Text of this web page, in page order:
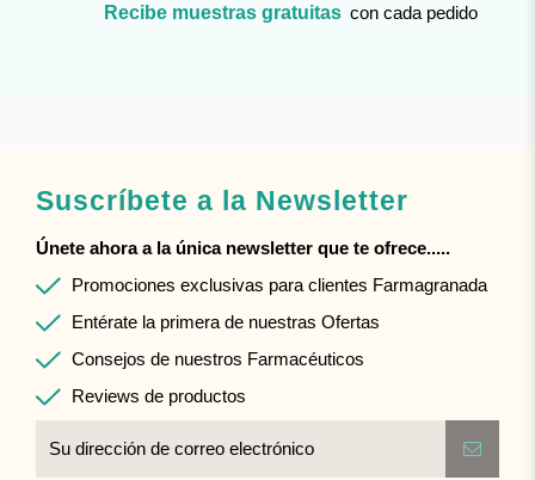
Recibe muestras gratuitas con cada pedido
Suscríbete a la Newsletter
Únete ahora a la única newsletter que te ofrece.....
Promociones exclusivas para clientes Farmagranada
Entérate la primera de nuestras Ofertas
Consejos de nuestros Farmacéuticos
Reviews de productos